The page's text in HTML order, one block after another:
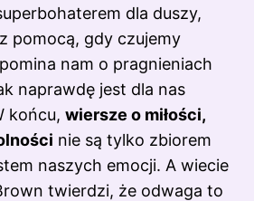
dla duszy,
pomocą, gdy czujemy
nam o pragnieniach
naprawdę jest dla nas
końcu, wiersze o miłości,
nie są tylko zbiorem
naszych emocji. A wiecie
twierdzi, że odwaga to